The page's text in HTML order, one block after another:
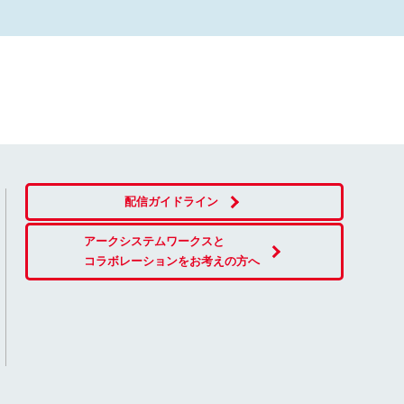
配信ガイドライン
アークシステムワークスと
コラボレーションをお考えの方へ